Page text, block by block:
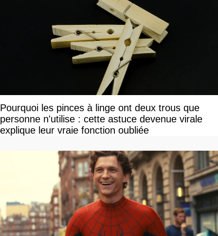
Pourquoi les pinces à linge ont deux trous que
personne n'utilise : cette astuce devenue virale
explique leur vraie fonction oubliée